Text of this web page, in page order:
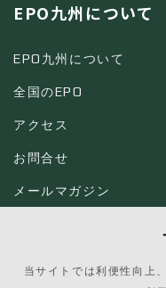
EPO九州について
EPO九州について
全国のEPO
アクセス
お問合せ
メールマガジン
当サイトでは利便性向上